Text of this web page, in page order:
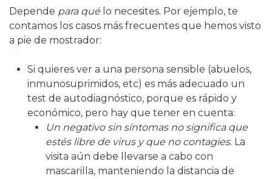
Depende para qué lo necesites. Por ejemplo, te
contamos los casos más frecuentes que hemos visto
a pie de mostrador:
Si quieres ver a una persona sensible (abuelos,
inmunosuprimidos, etc) es más adecuado un
test de autodiagnóstico, porque es rápido y
económico, pero hay que tener en cuenta:
Un negativo sin síntomas no significa que
estés libre de virus y que no contagies. La
visita aún debe llevarse a cabo con
mascarilla, manteniendo la distancia de